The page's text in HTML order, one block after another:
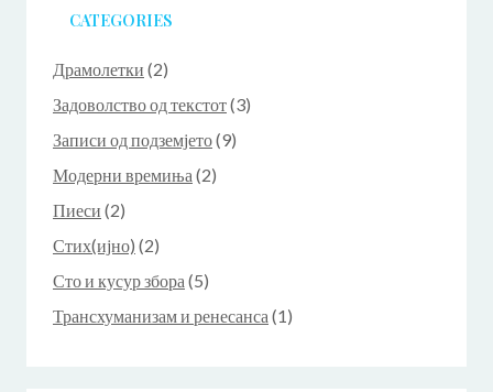
CATEGORIES
Драмолетки (2)
Задоволство од текстот(3)
Записи од подземјето(9)
Модерни времиња (2)
Пиеси (2)
Стих(ијно) (2)
Сто и кусур збора (5)
Трансхуманизам и ренесанса (1)